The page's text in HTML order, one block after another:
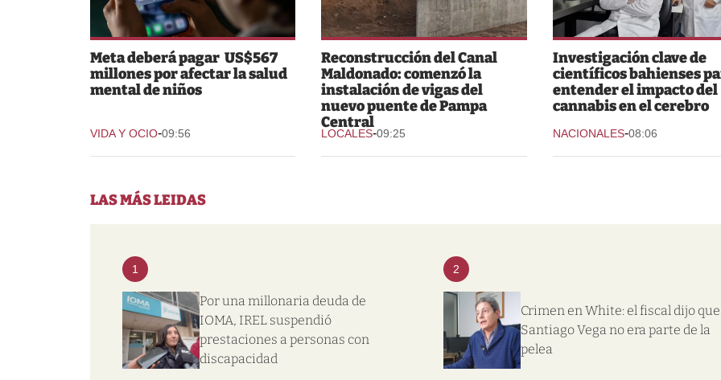
Meta deberá pagar US$567
millones por afectar la salud
mental de niños
VIDA Y OCIO-09:56
Reconstrucción del Canal
Maldonado: comenzó la
instalación de vigas del
nuevo puente de Pampa
Central
LOCALES-09:25
Investigación clave de
científicos bahienses
entender el impacto del
cannabis en el cerebro
NACIONALES-08:06
LAS MÁS LEIDAS
1
Por una millonaria deuda de
IOMA, IREL suspendió
prestaciones a personas con
discapacidad
2
Crimen en White: el fiscal dijo que
Santiago Vega no era parte de la
pelea